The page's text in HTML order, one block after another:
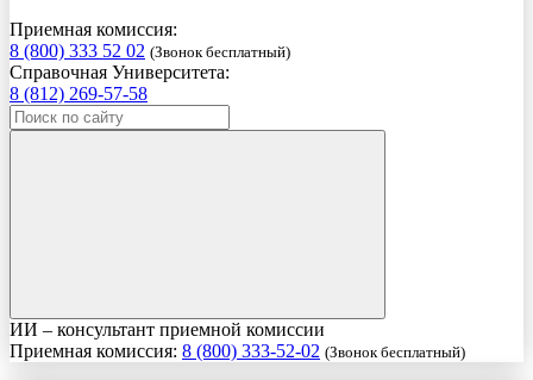
Приемная комиссия:
8 (800) 333 52 02 (Звонок бесплатный)
Справочная Университета:
8 (812) 269-57-58
ИИ – консультант приемной комиссии
Приемная комиссия: 8 (800) 333-52-02 (Звонок бесплатный)